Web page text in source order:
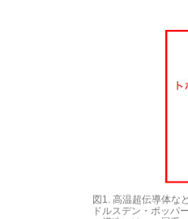
図1. 高温超伝導体な
ドルスデン・ポッパ